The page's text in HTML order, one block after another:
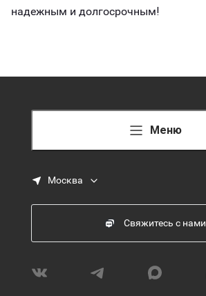
надежным и долгосрочным!
Меню
Москва
Свяжитесь с нами